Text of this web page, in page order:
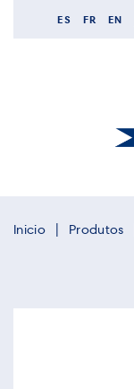
ES FR EN
Inicio Produtos